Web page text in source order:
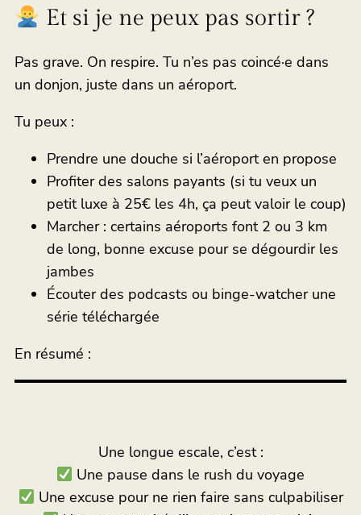
Et si je ne peux pas sortir ?
Pas grave. On respire. Tu n’es pas coincé·e dans
un donjon, juste dans un aéroport.
Tu peux :
Prendre une douche si l’aéroport en propose
Profiter des salons payants (si tu veux un
petit luxe à 25€ les 4h, ça peut valoir le coup)
Marcher : certains aéroports font 2 ou 3 km
de long, bonne excuse pour se dégourdir les
jambes
Écouter des podcasts ou binge-watcher une
série téléchargée
En résumé :
Une longue escale, c’est :
Une pause dans le rush du voyage
Une excuse pour ne rien faire sans culpabiliser